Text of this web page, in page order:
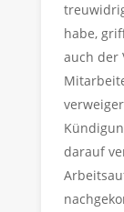
habe,
auch der
darauf